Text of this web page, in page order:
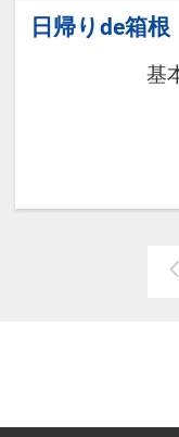
日帰りde箱
基